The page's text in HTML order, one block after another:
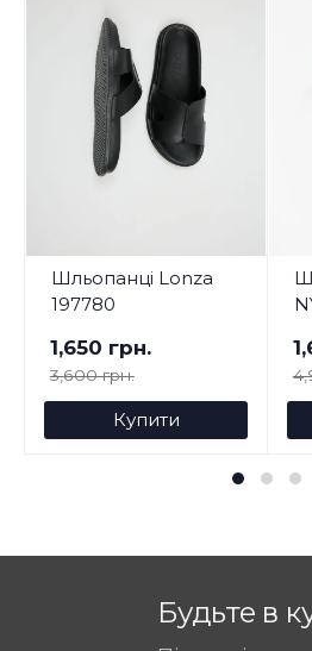
Шльопанці Lonza
197780
1,650 грн.
3,600 грн.
Купити
Будьте в